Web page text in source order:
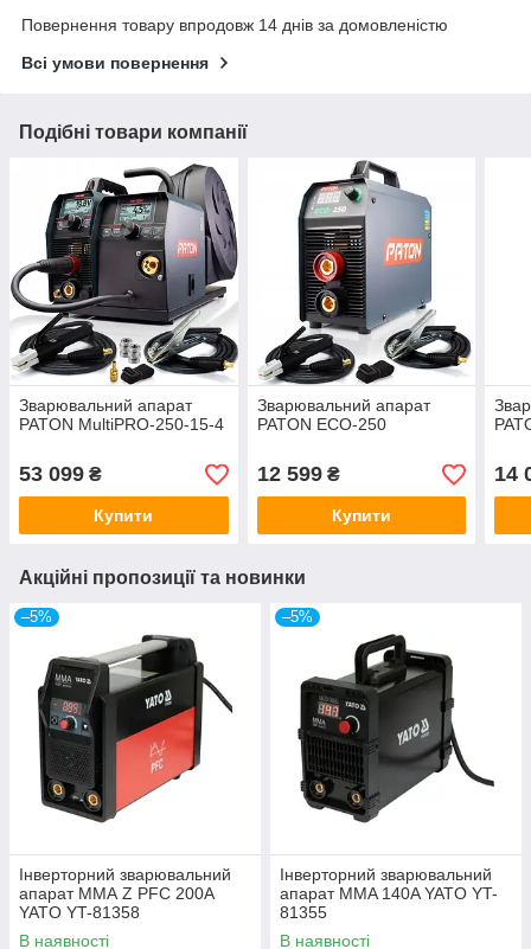
Повернення товару впродовж 14 днів за домовленістю
Всі умови повернення
Подібні товари компанії
Зварювальний апарат
PATON MultiPRO-250-15-4
53 099 ₴
Купити
Зварювальний апарат
PATON ECO-250
12 599₴
Купити
14
Акційні пропозиції та новинки
–5%
Інверторний зварювальний
апарат ММА Z PFC 200A
YATO YT-81358
В наявності
–5%
Інверторний зварювальний
апарат MMA 140A YATO YT-
81355
В наявності